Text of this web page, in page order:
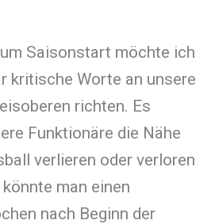
Saisonstart möchte ich
kritische Worte an unsere
richten. Es
Funktionäre die Nähe
verlieren oder verloren
man einen
nach Beginn der